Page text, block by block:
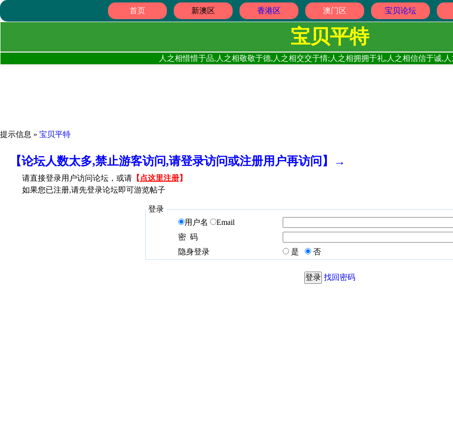
首页 新澳区 香港区 澳门区 宝贝论坛
宝贝平特
人之相惜惜于品,人之相敬敬于德,人之相交交于情;人之相拥拥于礼,人之相信信于诚,
提示信息 » 宝贝平特
【论坛人数太多,禁止游客访问,请登录访问或注册用户再访问】→
请直接登录用户访问论坛，或请 【 点这里注册】
如果您已注册,请先登录论坛即可游览帖子
登录
用户名
Email
密 码
隐身登录
是 否
找回密码